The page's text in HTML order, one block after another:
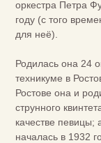
оркестра Петра
году (с того
для неё).
Родилась она 24
техникуме в
Ростове она и
струнного
качестве певицы;
началась в 1932